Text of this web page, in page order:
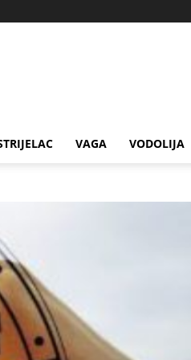
VAGA VODOLIJA